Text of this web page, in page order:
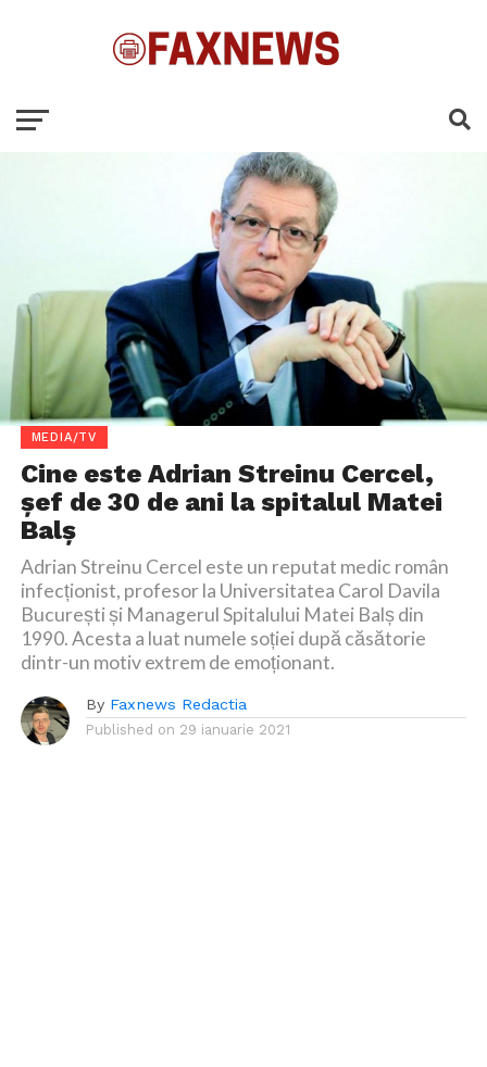
MEDIA/TV
Cine este Adrian Streinu Cercel,
șef de 30 de ani la spitalul Matei
Balș
Adrian Streinu Cercel este un reputat medic român
infecționist, profesor la Universitatea Carol Davila
București și Managerul Spitalului Matei Balș din
1990. Acesta a luat numele soției după căsătorie
dintr-un motiv extrem de emoționant.
By Faxnews Redactia
Published on 29 ianuarie 2021